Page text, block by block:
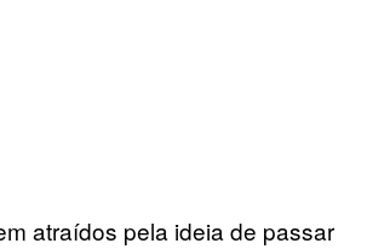
atraídos pela ideia de passar